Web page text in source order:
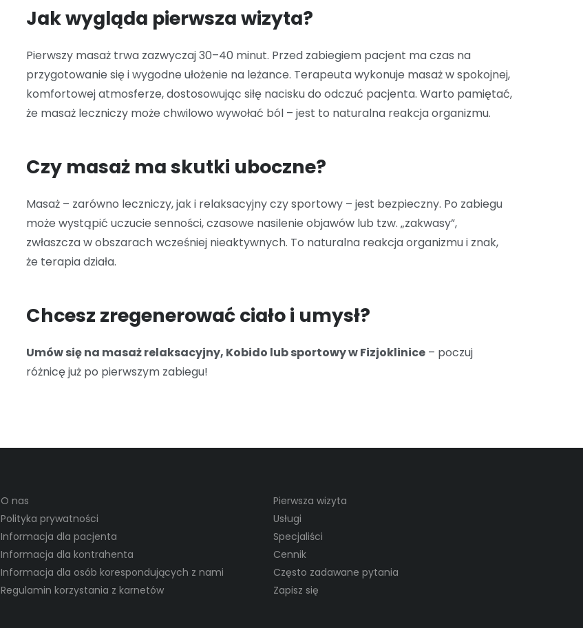
Jak wygląda pierwsza wizyta?
Pierwszy masaż trwa zazwyczaj 30–40 minut. Przed zabiegiem pacjent ma czas na
przygotowanie się i wygodne ułożenie na leżance. Terapeuta wykonuje masaż w spokojnej,
komfortowej atmosferze, dostosowując siłę nacisku do odczuć pacjenta. Warto pamiętać,
że masaż leczniczy może chwilowo wywołać ból – jest to naturalna reakcja organizmu.
Czy masaż ma skutki uboczne?
Masaż – zarówno leczniczy, jak i relaksacyjny czy sportowy – jest bezpieczny. Po zabiegu
może wystąpić uczucie senności, czasowe nasilenie objawów lub tzw. „zakwasy”,
zwłaszcza w obszarach wcześniej nieaktywnych. To naturalna reakcja organizmu i znak,
że terapia działa.
Chcesz zregenerować ciało i umysł?
Umów się na masaż relaksacyjny, Kobido lub sportowy w Fizjoklinice – poczuj
różnicę już po pierwszym zabiegu!
O nas
Polityka prywatności
Informacja dla pacjenta
Informacja dla kontrahenta
Informacja dla osób korespondujących z nami
Regulamin korzystania z karnetów
Pierwsza wizyta
Usługi
Specjaliści
Cennik
Często zadawane pytania
Zapisz się